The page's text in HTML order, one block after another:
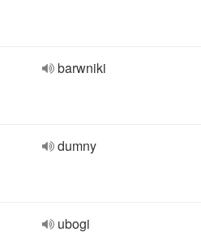
barwniki
dumny
ubogi